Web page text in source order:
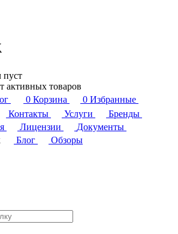
пуст
активных товаров
0 Корзина 0 Избранные
Контакты Услуги
Бренды
Лицензии
Документы
Блог
Обзоры